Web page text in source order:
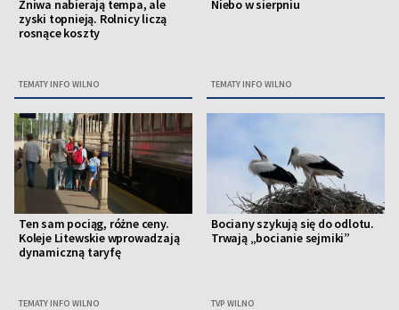
Żniwa nabierają tempa, ale
zyski topnieją. Rolnicy liczą
rosnące koszty
TEMATY INFO WILNO
Niebo w sierpniu
TEMATY INFO WILNO
Ten sam pociąg, różne ceny.
Koleje Litewskie wprowadzają
dynamiczną taryfę
TEMATY INFO WILNO
Bociany szykują się do odlotu.
Trwają „bocianie sejmiki”
TVP WILNO